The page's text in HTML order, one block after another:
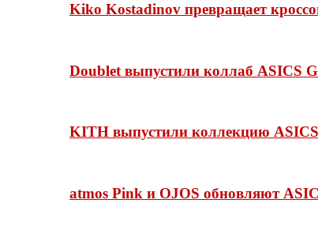
Kiko Kostadinov превращает
Doublet выпустили коллаб ASICS
KITH выпустили коллекцию
atmos Pink и OJOS обновляют